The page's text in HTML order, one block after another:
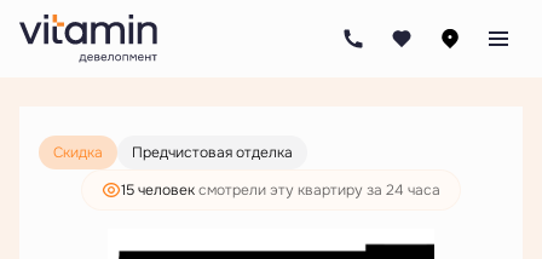
1-комнатная 7 176 000 руб.
5 490 000 руб.
Скидка
Предчистовая отделка
15 человексмотрели эту квартиру за 24 часа